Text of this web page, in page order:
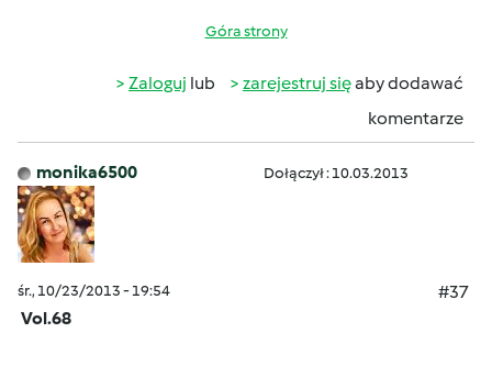
Góra strony
Zaloguj lub zarejestruj sięaby dodawać
komentarze
monika6500 Dołączył : 10.03.2013
śr., 10/23/2013 - 19:54
#37
Vol.68